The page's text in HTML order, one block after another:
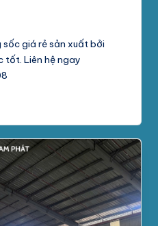
giá rẻ sản xuất bởi
tốt. Liên hệ ngay